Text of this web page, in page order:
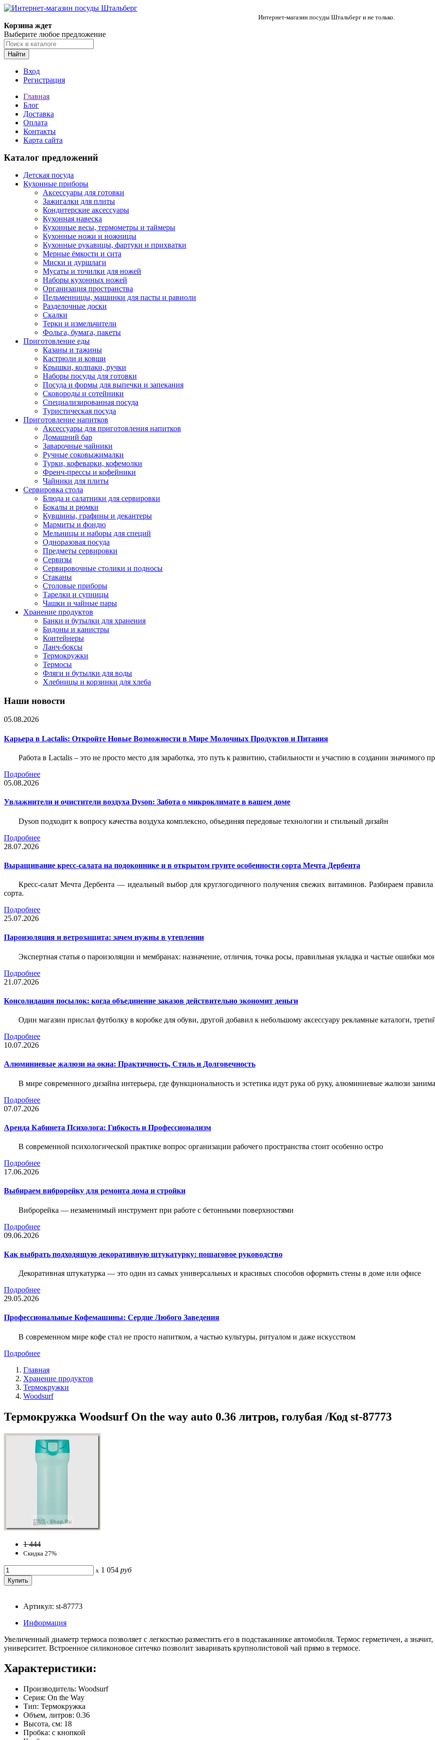
Интернет-магазин посуды Штальберг и не только.
Корзина ждет
Выберите любое предложение
Найти
Вход
Регистрация
Главная
Блог
Доставка
Оплата
Контакты
Карта сайта
Каталог предложений
Детская посуда
Кухонные приборы
Аксессуары для готовки
Зажигалки для плиты
Кондитерские аксессуары
Кухонная навеска
Кухонные весы, термометры и таймеры
Кухонные ножи и ножницы
Кухонные рукавицы, фартуки и прихватки
Мерные ёмкости и сита
Миски и дуршлаги
Мусаты и точилки для ножей
Наборы кухонных ножей
Организация пространства
Пельменницы, машинки для пасты и равиоли
Разделочные доски
Скалки
Терки и измельчители
Фольга, бумага, пакеты
Приготовление еды
Казаны и тажины
Кастрюли и ковши
Крышки, колпаки, ручки
Наборы посуды для готовки
Посуда и формы для выпечки и запекания
Сковороды и сотейники
Специализированная посуда
Туристическая посуда
Приготовление напитков
Аксессуары для приготовления напитков
Домашний бар
Заварочные чайники
Ручные соковыжималки
Турки, кофеварки, кофемолки
Френч-прессы и кофейники
Чайники для плиты
Сервировка стола
Блюда и салатники для сервировки
Бокалы и рюмки
Кувшины, графины и декантеры
Мармиты и фондю
Мельницы и наборы для специй
Одноразовая посуда
Предметы сервировки
Сервизы
Сервировочные столики и подносы
Стаканы
Столовые приборы
Тарелки и супницы
Чашки и чайные пары
Хранение продуктов
Банки и бутылки для хранения
Бидоны и канистры
Контейнеры
Ланч-боксы
Термокружки
Термосы
Фляги и бутылки для воды
Хлебницы и корзинки для хлеба
Наши новости
05.08.2026
Карьера в Lactalis: Откройте Новые Возможности в Мире Молочных Продуктов и Питания
Работа в Lactalis – это не просто место для заработка, это путь к развитию, стабильности и участию в создании значимого
Подробнее
05.08.2026
Увлажнители и очистители воздуха Dyson: Забота о микроклимате в вашем доме
Dyson подходит к вопросу качества воздуха комплексно, объединяя передовые технологии и стильный дизайн
Подробнее
28.07.2026
Выращивание кресс-салата на подоконнике и в открытом грунте особенности сорта Мечта Дербента
Кресс-салат Мечта Дербента — идеальный выбор для круглогодичного получения свежих витаминов. Разбираем
сорта.
Подробнее
25.07.2026
Пароизоляция и ветрозащита: зачем нужны в утеплении
Экспертная статья о пароизоляции и мембранах: назначение, отличия, точка росы, правильная укладка и частые ошибки
Подробнее
21.07.2026
Консолидация посылок: когда объединение заказов действительно экономит деньги
Один магазин прислал футболку в коробке для обуви, другой добавил к небольшому аксессуару рекламные каталоги,
Подробнее
10.07.2026
Алюминиевые жалюзи на окна: Практичность, Стиль и Долговечность
В мире современного дизайна интерьера, где функциональность и эстетика идут рука об руку, алюминиевые жалюзи
Подробнее
07.07.2026
Аренда Кабинета Психолога: Гибкость и Профессионализм
В современной психологической практике вопрос организации рабочего пространства стоит особенно остро
Подробнее
17.06.2026
Выбираем виброрейку для ремонта дома и стройки
Виброрейка — незаменимый инструмент при работе с бетонными поверхностями
Подробнее
09.06.2026
Как выбрать подходящую декоративную штукатурку: пошаговое руководство
Декоративная штукатурка — это один из самых универсальных и красивых способов оформить стены в доме или офисе
Подробнее
29.05.2026
Профессиональные Кофемашины: Сердце Любого Заведения
В современном мире кофе стал не просто напитком, а частью культуры, ритуалом и даже искусством
Подробнее
Главная
Хранение продуктов
Термокружки
Woodsurf
Термокружка Woodsurf On the way auto 0.36 литров, голубая /Код st-87773
1 444
Скидка 27%
x 1 054 руб
Артикул: st-87773
Информация
Увеличенный диаметр термоса позволяет с легкостью разместить его в подстаканнике автомобиля. Термос герметичен, а
университет. Встроенное силиконовое ситечко позволит заваривать крупнолистовой чай прямо в термосе.
Характеристики:
Производитель: Woodsurf
Серия: On the Way
Тип: Термокружка
Объем, литров: 0.36
Высота, см: 18
Пробка: с кнопкой